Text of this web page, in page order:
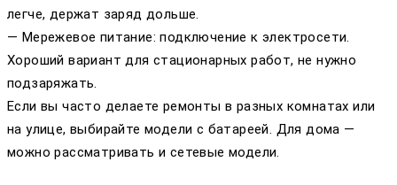
легче, держат заряд дольше.
— Мережевое питание: подключение к электросети.
Хороший вариант для стационарных работ, не нужно
подзаряжать.
Если вы часто делаете ремонты в разных комнатах или
на улице, выбирайте модели с батареей. Для дома —
можно рассматривать и сетевые модели.